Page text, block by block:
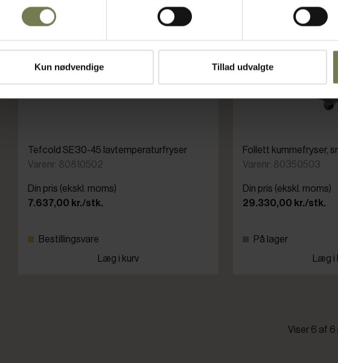
Kun nødvendige Tillad udvalgte
Tefcold SE30-45 lavtemperaturfryser
Varenr: 80810502
Din pris (ekskl. moms)
7.637,00 kr./stk.
Bestillingsvare
Læg i kurv
Follett kummefryser,
Varenr: 80350503
Din pris (ekskl. moms)
29.330,00 kr./stk.
På lager
Læg i
Viser 6 af